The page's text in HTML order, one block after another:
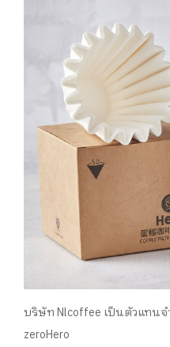
บริษัท Nlcoffee เป็นตัวแทน
zeroHero